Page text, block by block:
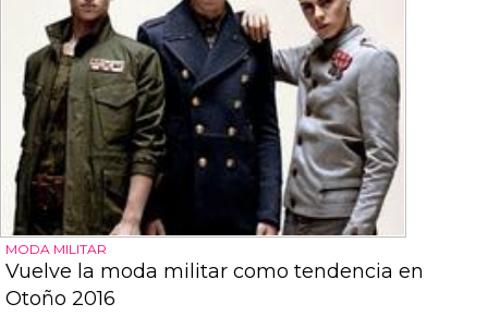
MODA MILITAR
Vuelve la moda militar como tendencia en
Otoño 2016